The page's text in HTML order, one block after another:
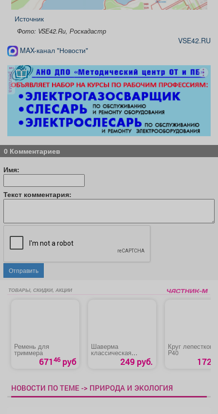
Источник
Фото: VSE42.Ru, Роскадастр
VSE42.RU
MAX-канал "Новости"
реклама
0 Комментариев
Имя:
Текст комментария:
Отправить
ТОВАРЫ, СКИДКИ, АКЦИИ
Ремень для
триммера
67146руб
Шаверма
классическая
маленькая249 руб.
Круг
P40
172
НОВОСТИ ПО ТЕМЕ -> ПРИРОДА И ЭКОЛОГИЯ